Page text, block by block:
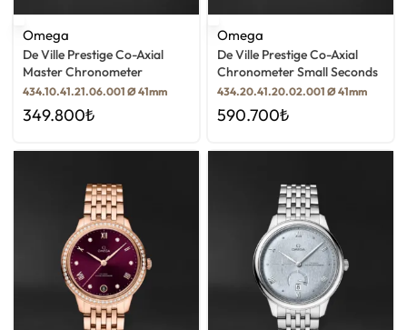
Omega
De Ville Prestige Co-Axial
Master Chronometer
434.10.41.21.06.001 Ø 41mm
349.800₺
Omega
De Ville Prestige Co-Axial
Chronometer Small Seconds
434.20.41.20.02.001 Ø 41mm
590.700₺